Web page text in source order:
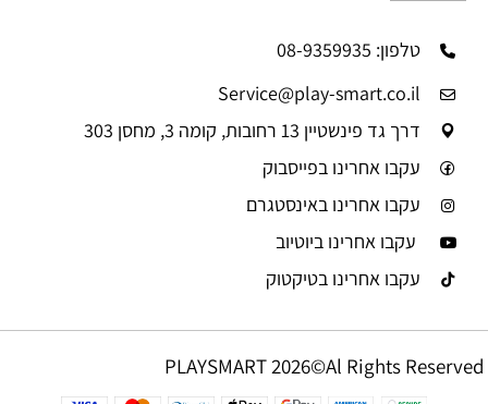
טלפון: 08-9359935
Service@play-smart.co.il
דרך גד פינשטיין 13 רחובות, קומה 3, מחסן 303
עקבו אחרינו בפייסבוק
עקבו אחרינו באינסטגרם
עקבו אחרינו ביוטיוב
עקבו אחרינו בטיקטוק
PLAYSMART 2026©Al Rights Reserved